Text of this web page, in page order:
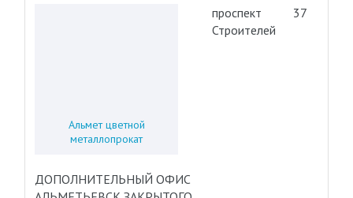
Альмет цветной
металлопрокат
ДОПОЛНИТЕЛЬНЫЙ ОФИС
проспект
Строителей
37